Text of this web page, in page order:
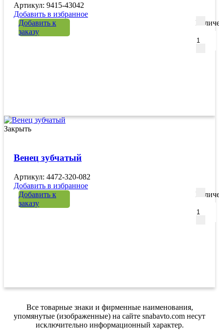
Артикул: 9415-43042
Добавить в избранное
Добавить к
заказу
Закрыть
Венец зубчатый
Артикул: 4472-320-082
Добавить в избранное
Добавить к
заказу
Все товарные знаки и фирменные наименования,
упомянутые (изображенные) на сайте snabavto.com несут
исключительно информационный характер.